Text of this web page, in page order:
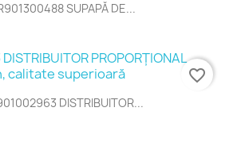
SUPAPĂ DE...
DISTRIBUITOR...
favorite_border